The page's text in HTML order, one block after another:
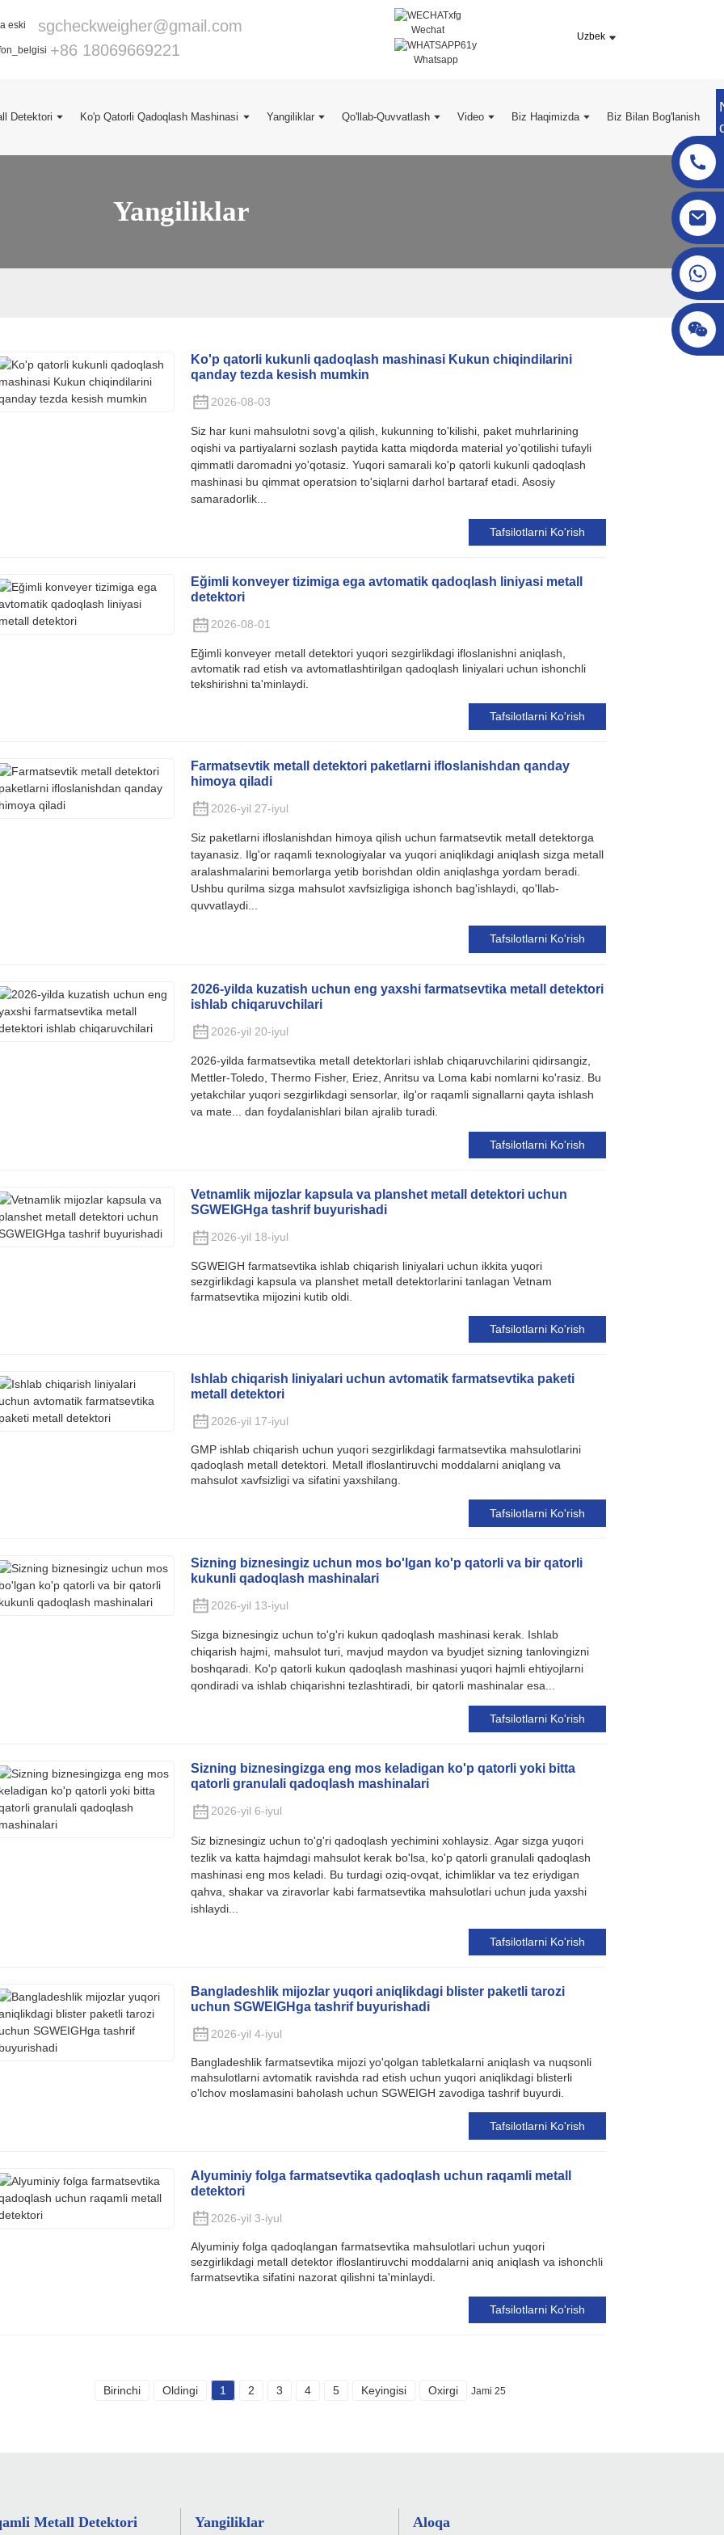
sgcheckweigher@gmail.com
+86 18069669221
Wechat
Whatsapp
Uzbek
Detektori Ko'p Qatorli Qadoqlash Mashinasi Yangiliklar Qo'llab-Quvvatlash Video Biz Haqimizda Biz Bilan Bog'lanish
Yangiliklar
Ko'p qatorli kukunli qadoqlash mashinasi Kukun chiqindilarini
qanday tezda kesish mumkin
2026-08-03
Siz har kuni mahsulotni sovg'a qilish, kukunning to'kilishi, paket muhrlarining
oqishi va partiyalarni sozlash paytida katta miqdorda material yo'qotilishi tufayli
qimmatli daromadni yo'qotasiz. Yuqori samarali ko'p qatorli kukunli qadoqlash
mashinasi bu qimmat operatsion to'siqlarni darhol bartaraf etadi. Asosiy
samaradorlik...
Tafsilotlarni Ko'rish
Eğimli konveyer tizimiga ega avtomatik qadoqlash liniyasi metall
detektori
2026-08-01
Eğimli konveyer metall detektori yuqori sezgirlikdagi ifloslanishni aniqlash,
avtomatik rad etish va avtomatlashtirilgan qadoqlash liniyalari uchun ishonchli
tekshirishni ta'minlaydi.
Tafsilotlarni Ko'rish
Farmatsevtik metall detektori paketlarni ifloslanishdan qanday
himoya qiladi
2026-yil 27-iyul
Siz paketlarni ifloslanishdan himoya qilish uchun farmatsevtik metall detektorga
tayanasiz. Ilg'or raqamli texnologiyalar va yuqori aniqlikdagi aniqlash sizga metall
aralashmalarini bemorlarga yetib borishdan oldin aniqlashga yordam beradi.
Ushbu qurilma sizga mahsulot xavfsizligiga ishonch bag'ishlaydi, qo'llab-
quvvatlaydi...
Tafsilotlarni Ko'rish
2026-yilda kuzatish uchun eng yaxshi farmatsevtika metall detektori
ishlab chiqaruvchilari
2026-yil 20-iyul
2026-yilda farmatsevtika metall detektorlari ishlab chiqaruvchilarini qidirsangiz,
Mettler-Toledo, Thermo Fisher, Eriez, Anritsu va Loma kabi nomlarni ko'rasiz. Bu
yetakchilar yuqori sezgirlikdagi sensorlar, ilg'or raqamli signallarni qayta ishlash
va mate... dan foydalanishlari bilan ajralib turadi.
Tafsilotlarni Ko'rish
Vetnamlik mijozlar kapsula va planshet metall detektori uchun
SGWEIGHga tashrif buyurishadi
2026-yil 18-iyul
SGWEIGH farmatsevtika ishlab chiqarish liniyalari uchun ikkita yuqori
sezgirlikdagi kapsula va planshet metall detektorlarini tanlagan Vetnam
farmatsevtika mijozini kutib oldi.
Tafsilotlarni Ko'rish
Ishlab chiqarish liniyalari uchun avtomatik farmatsevtika paketi
metall detektori
2026-yil 17-iyul
GMP ishlab chiqarish uchun yuqori sezgirlikdagi farmatsevtika mahsulotlarini
qadoqlash metall detektori. Metall ifloslantiruvchi moddalarni aniqlang va
mahsulot xavfsizligi va sifatini yaxshilang.
Tafsilotlarni Ko'rish
Sizning biznesingiz uchun mos bo'lgan ko'p qatorli va bir qatorli
kukunli qadoqlash mashinalari
2026-yil 13-iyul
Sizga biznesingiz uchun to'g'ri kukun qadoqlash mashinasi kerak. Ishlab
chiqarish hajmi, mahsulot turi, mavjud maydon va byudjet sizning tanlovingizni
boshqaradi. Ko'p qatorli kukun qadoqlash mashinasi yuqori hajmli ehtiyojlarni
qondiradi va ishlab chiqarishni tezlashtiradi, bir qatorli mashinalar esa...
Tafsilotlarni Ko'rish
Sizning biznesingizga eng mos keladigan ko'p qatorli yoki bitta
qatorli granulali qadoqlash mashinalari
2026-yil 6-iyul
Siz biznesingiz uchun to'g'ri qadoqlash yechimini xohlaysiz. Agar sizga yuqori
tezlik va katta hajmdagi mahsulot kerak bo'lsa, ko'p qatorli granulali qadoqlash
mashinasi eng mos keladi. Bu turdagi oziq-ovqat, ichimliklar va tez eriydigan
qahva, shakar va ziravorlar kabi farmatsevtika mahsulotlari uchun juda yaxshi
ishlaydi...
Tafsilotlarni Ko'rish
Bangladeshlik mijozlar yuqori aniqlikdagi blister paketli tarozi
uchun SGWEIGHga tashrif buyurishadi
2026-yil 4-iyul
Bangladeshlik farmatsevtika mijozi yo'qolgan tabletkalarni aniqlash va nuqsonli
mahsulotlarni avtomatik ravishda rad etish uchun yuqori aniqlikdagi blisterli
o'lchov moslamasini baholash uchun SGWEIGH zavodiga tashrif buyurdi.
Tafsilotlarni Ko'rish
Alyuminiy folga farmatsevtika qadoqlash uchun raqamli metall
detektori
2026-yil 3-iyul
Alyuminiy folga qadoqlangan farmatsevtika mahsulotlari uchun yuqori
sezgirlikdagi metall detektor ifloslantiruvchi moddalarni aniq aniqlash va ishonchli
farmatsevtika sifatini nazorat qilishni ta'minlaydi.
Tafsilotlarni Ko'rish
Birinchi Oldingi 1 2 3 4 5 Keyingisi Oxirgi Jami 25
Metall Detektori Yangiliklar Aloqa